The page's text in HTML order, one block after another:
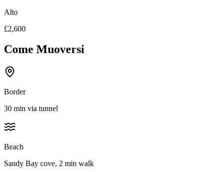
Alto
£2,600
Come Muoversi
Border
30 min via tunnel
Beach
Sandy Bay cove, 2 min walk